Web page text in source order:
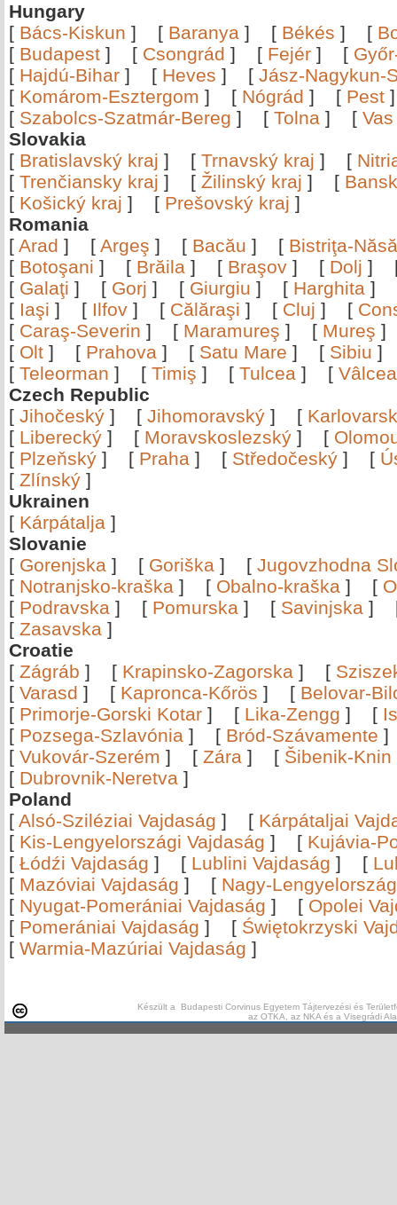
Hungary
[ Bács-Kiskun ] [ Baranya ] [ Békés ] [
[ Budapest ] [ Csongrád ] [ Fejér ] [
[ Hajdú-Bihar ] [ Heves ] [ Jász-Nagykun-
[ Komárom-Esztergom ] [ Nógrád ] [ Pest
[ Szabolcs-Szatmár-Bereg ] [ Tolna ] [ Vas
Slovakia
[ Bratislavský kraj ] [ Trnavský kraj ] [
[ Trenčiansky kraj ] [ Žilinský kraj ] [
[ Košický kraj ] [ Prešovský kraj ]
Romania
[ Arad ] [ Argeş ] [ Bacău ] [ Bistriţa-
[ Botoşani ] [ Brăila ] [ Braşov ] [ Dolj ]
[ Galaţi ] [ Gorj ] [ Giurgiu ] [ Harghita ]
[ Iaşi ] [ Ilfov ] [ Călăraşi ] [ Cluj ] [
[ Caraş-Severin ] [ Maramureş ] [ Mureş
[ Olt ] [ Prahova ] [ Satu Mare ] [ Sibiu
[ Teleorman ] [ Timiş ] [ Tulcea ] [
Czech Republic
[ Jihočeský ] [ Jihomoravský ] [
[ Liberecký ] [ Moravskoslezský ] [
[ Plzeňský ] [ Praha ] [ Středočeský ] [
[ Zlínský ]
Ukrainen
[ Kárpátalja ]
Slovanie
[ Gorenjska ] [ Goriška ] [ Jugovzhodna
[ Notranjsko-kraška ] [ Obalno-kraška ] [
[ Podravska ] [ Pomurska ] [ Savinjska ]
[ Zasavska ]
Croatie
[ Zágráb ] [ Krapinsko-Zagorska ] [
[ Varasd ] [ Kapronca-Kőrös ] [ Belovar-
[ Primorje-Gorski Kotar ] [ Lika-Zengg ] [
[ Pozsega-Szlavónia ] [ Bród-Szávamente
[ Vukovár-Szerém ] [ Zára ] [ Šibenik-Knin
[ Dubrovnik-Neretva ]
Poland
[ Alsó-Sziléziai Vajdaság ] [ Kárpátaljai
[ Kis-Lengyelországi Vajdaság ] [ Kujávia-
[ Łódźi Vajdaság ] [ Lublini Vajdaság ] [
[ Mazóviai Vajdaság ] [ Nagy-
[ Nyugat-Pomerániai Vajdaság ] [ Opolei
[ Pomerániai Vajdaság ] [ Świętokrzyski
[ Warmia-Mazúriai Vajdaság ]
Készült a Budapesti Corvinus Egyetem Tájtervezési és
az OTKA, az NKA és a Visegrádi